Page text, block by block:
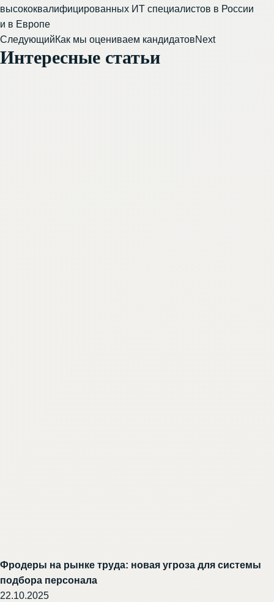
высококвалифицированных ИТ специалистов в России
и в Европе
СледующийКак мы оцениваем кандидатовNext
Интересные статьи
Фродеры на рынке труда: новая угроза для системы
подбора персонала
22.10.2025